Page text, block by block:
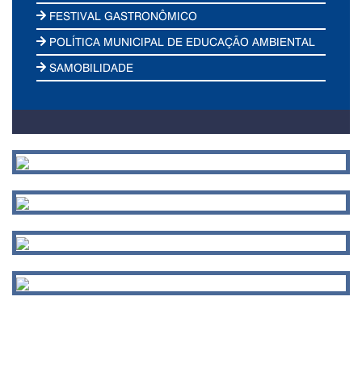
FESTIVAL GASTRONÔMICO
POLÍTICA MUNICIPAL DE EDUCAÇÃO AMBIENTAL
SAMOBILIDADE